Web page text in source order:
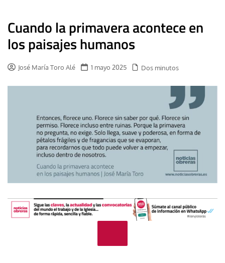
Cuando la primavera acontece en
los paisajes humanos
José María Toro Alé 1 mayo 2025 Dos minutos